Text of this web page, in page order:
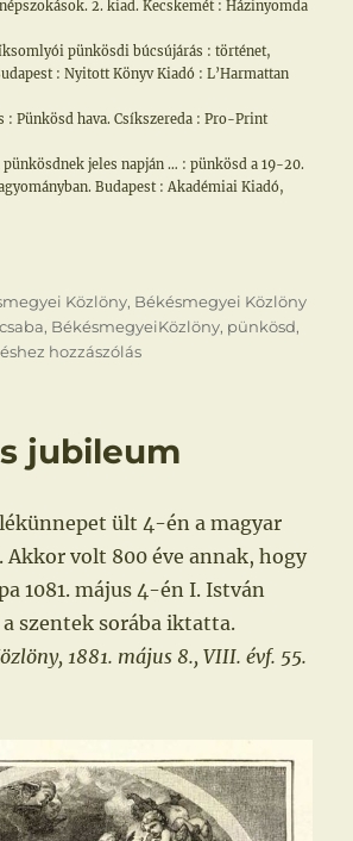
2. kiad. Kecskemét : Házinyomda
pünkösdi búcsújárás : történet,
: Nyitott Könyv Kiadó : L’Harmattan
: Pünkösd hava. Csíkszereda : Pro-Print
pünkösdnek jeles napján … : pünkösd a 19-20.
Budapest : Akadémiai Kiadó,
Közlöny, Békésmegyei Közlöny
, BékésmegyeiKözlöny, pünkösd,
hozzászólás
jubileum
ült 4-én a magyar
Akkor volt 800 éve annak, hogy
1081. május 4-én I. István
szentek sorába iktatta.
1881. május 8., VIII. évf. 55.